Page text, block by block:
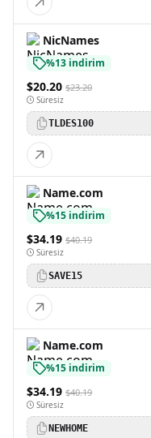
NicNames
%13 indirim
$20.20 $23.20
Süresiz
TLDES100
Name.com
%15 indirim
$34.19 $40.19
Süresiz
SAVE15
Name.com
%15 indirim
$34.19 $40.19
Süresiz
NEWHOME